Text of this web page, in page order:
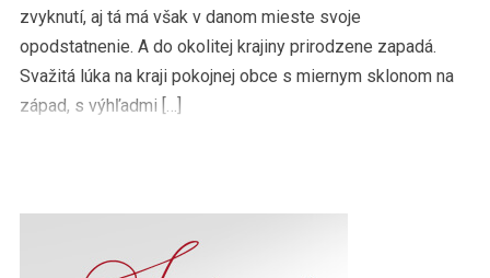
zvyknutí, aj tá má však v danom mieste svoje
opodstatnenie. A do okolitej krajiny prirodzene zapadá.
Svažitá lúka na kraji pokojnej obce s miernym sklonom na
západ, s výhľadmi […]